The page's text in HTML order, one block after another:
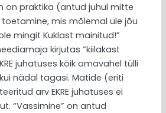
on praktika (antud juhul mitte
mis mõlemal üle jõu
mingit Kuklast mainitud!”
kirjutas “kiilakast
juhatuses kõik omavahel tülli
nädal tagasi. Matide (eriti
arv EKRE juhatuses ei
“Vassimine” on antud